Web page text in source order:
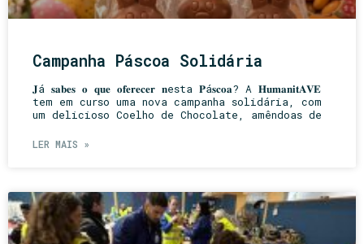
Campanha Páscoa Solidária
𝐉á 𝐬𝐚𝐛𝐞𝐬 𝐨 𝐪𝐮𝐞 𝐨𝐟𝐞𝐫𝐞𝐜𝐞𝐫 𝐧esta 𝐏á𝐬𝐜𝐨𝐚? A 𝐇𝐮𝐦𝐚𝐧𝐢𝐭𝐀𝐕𝐄
tem em curso uma nova campanha solidária, com
um delicioso Coelho de Chocolate, amêndoas de
LER MAIS »